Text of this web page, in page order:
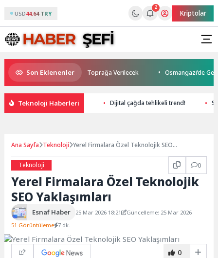
USD44.64 TRY
2
Kriptolar
Son Eklenenler
Kuzey Makedonya’da Toprağa Verilecek Osmangazi’de
Teknoloji Haberleri Dijital çağda tehlikeli trend!
Ana Sayfa Teknoloji Yerel Firmalara Özel Teknolojik SEO
Teknoloji
0
Yerel Firmalara Özel Teknolojik
SEO Yaklaşımları
Esnaf Haber 25 Mar 2026 18:21
Güncelleme: 25 Mar 2026
51 Görüntüleme 7 dk.
0